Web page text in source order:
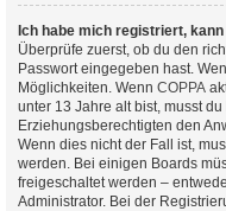
Ich habe mich registriert,
Überprüfe zuerst, ob du den
Passwort eingegeben hast.
Möglichkeiten. Wenn COPPA
unter 13 Jahre alt bist, musst
Erziehungsberechtigten den
Wenn dies nicht der Fall ist,
werden. Bei einigen Boards
freigeschaltet werden –
Administrator. Bei der